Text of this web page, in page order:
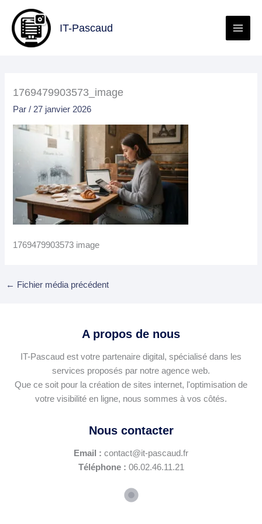
contenu
IT-Pascaud
1769479903573_image
Par/ 27 janvier 2026
1769479903573 image
← Fichier média précédent
A propos de nous
IT-Pascaud est votre partenaire digital, spécialisé dans les
services proposés par notre agence web.
Que ce soit pour la création de sites internet, l'optimisation de
votre visibilité en ligne, nous sommes à vos côtés.
Nous contacter
Email : contact@it-pascaud.fr
Téléphone : 06.02.46.11.21